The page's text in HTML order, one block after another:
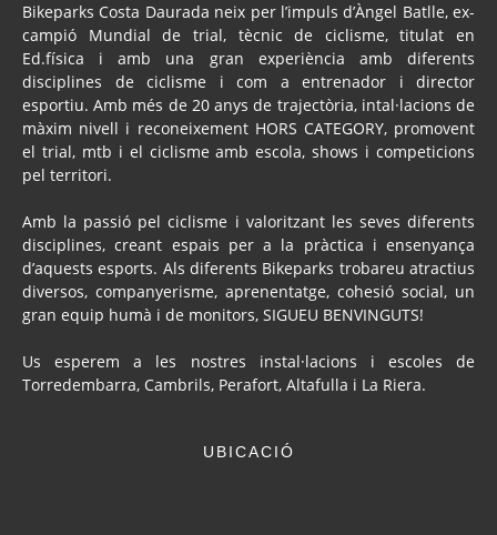
Bikeparks Costa Daurada neix per l’impuls d’Àngel Batlle, ex-
campió Mundial de trial, tècnic de ciclisme, titulat en
Ed.física i amb una gran experiència amb diferents
disciplines de ciclisme i com a entrenador i director
esportiu. Amb més de 20 anys de trajectòria, intal·lacions de
màxim nivell i reconeixement HORS CATEGORY, promovent
el trial, mtb i el ciclisme amb escola, shows i competicions
pel territori.
Amb la passió pel ciclisme i valoritzant les seves diferents
disciplines, creant espais per a la pràctica i ensenyança
d’aquests esports. Als diferents Bikeparks trobareu atractius
diversos, companyerisme, aprenentatge, cohesió social, un
gran equip humà i de monitors, SIGUEU BENVINGUTS!
Us esperem a les nostres instal·lacions i escoles de
Torredembarra, Cambrils, Perafort, Altafulla i La Riera.
UBICACIÓ